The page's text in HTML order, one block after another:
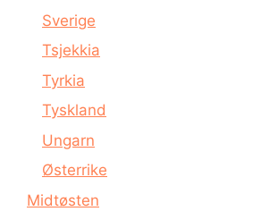
Sverige
Tsjekkia
Tyrkia
Tyskland
Ungarn
Østerrike
Midtøsten